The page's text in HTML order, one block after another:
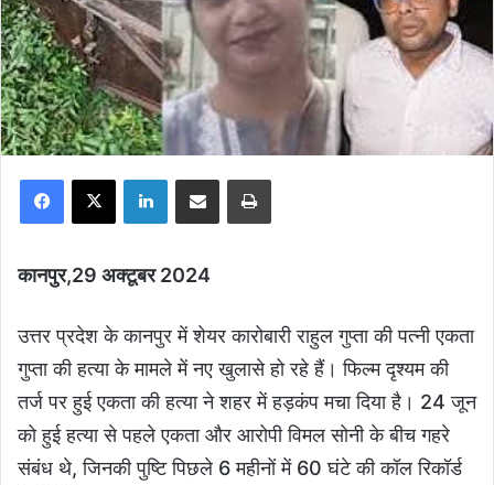
Facebook
X LinkedInShare via Email Print
कानपुर,29 अक्टूबर 2024
उत्तर प्रदेश के कानपुर में शेयर कारोबारी राहुल गुप्ता की पत्नी एकता
गुप्ता की हत्या के मामले में नए खुलासे हो रहे हैं। फिल्म दृश्यम की
तर्ज पर हुई एकता की हत्या ने शहर में हड़कंप मचा दिया है। 24 जून
को हुई हत्या से पहले एकता और आरोपी विमल सोनी के बीच गहरे
संबंध थे, जिनकी पुष्टि पिछले 6 महीनों में 60 घंटे की कॉल रिकॉर्ड